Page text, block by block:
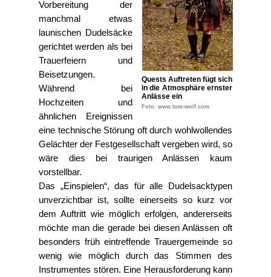
Quests Auftreten fügt sich
in die Atmosphäre ernster
Anlässe ein
Foto: www.tom-wolf.com
Vorbereitung der
manchmal etwas
launischen Dudelsäcke
gerichtet werden als bei
Trauerfeiern und
Beisetzungen.
Während bei
Hochzeiten und
ähnlichen Ereignissen
eine technische Störung oft durch wohlwollendes
Gelächter der Festgesellschaft vergeben wird, so
wäre dies bei traurigen Anlässen kaum
vorstellbar.
Das
Einspielen , das für alle Dudelsacktypen
unverzichtbar ist, sollte einerseits so kurz vor
dem Auftritt wie möglich erfolgen, andererseits
möchte man die gerade bei diesen Anlässen oft
besonders früh eintreffende Trauergemeinde so
wenig wie möglich durch das Stimmen des
Instrumentes stören. Eine Herausforderung kann